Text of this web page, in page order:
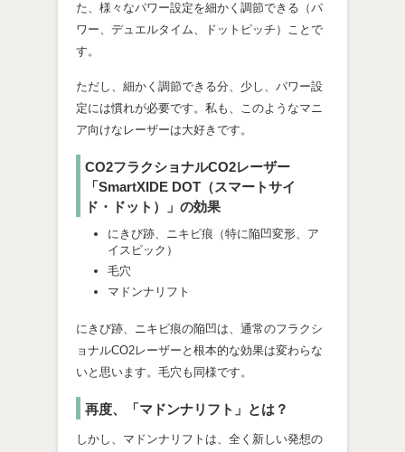
た、様々なパワー設定を細かく調節できる（パ
ワー、デュエルタイム、ドットピッチ）ことで
す。
ただし、細かく調節できる分、少し、パワー設
定には慣れが必要です。私も、このようなマニ
ア向けなレーザーは大好きです。
CO2フラクショナルCO2レーザー
「SmartXIDE DOT（スマートサイ
ド・ドット）」の効果
にきび跡、ニキビ痕（特に陥凹変形、ア
イスピック）
毛穴
マドンナリフト
にきび跡、ニキビ痕の陥凹は、通常のフラクシ
ョナルCO2レーザーと根本的な効果は変わらな
いと思います。毛穴も同様です。
再度、「マドンナリフト」とは？
しかし、マドンナリフトは、全く新しい発想の